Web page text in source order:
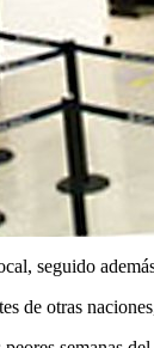
seguido
de otras